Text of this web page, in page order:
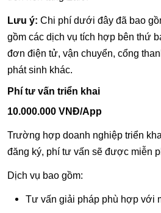
Lưu ý: Chi phí dưới đây đã bao
gồm các dịch vụ tích hợp bên thứ
đơn điện tử, vận chuyển, cổng
phát sinh khác.
Phí tư vấn triển khai
10.000.000 VNĐ/App
Trường hợp doanh nghiệp triển
đăng ký, phí tư vấn sẽ được miễn
Dịch vụ bao gồm:
Tư vấn giải pháp phù hợp với